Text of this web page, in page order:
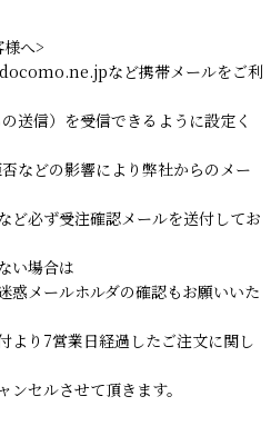
へ>
など携帯メールをご利
送信）を受信できるように設定く
などの影響により弊社からのメー
ど必ず受注確認メールを送付してお
い場合は
惑メールホルダの確認もお願いいた
より7営業日経過したご注文に関し
セルさせて頂きます。